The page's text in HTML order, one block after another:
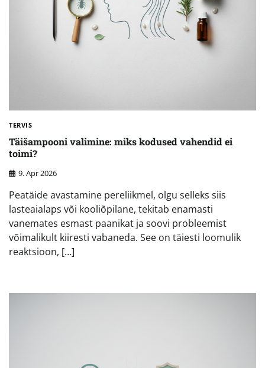
TERVIS
Täišampooni valimine: miks kodused vahendid ei
toimi?
9. Apr 2026
Peatäide avastamine pereliikmel, olgu selleks siis
lasteaialaps või kooliõpilane, tekitab enamasti
vanemates esmast paanikat ja soovi probleemist
võimalikult kiiresti vabaneda. See on täiesti loomulik
reaktsioon, […]